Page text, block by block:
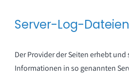
Server-Log-Dateien
Der Provider der Seiten erhebt
Informationen in so genannten